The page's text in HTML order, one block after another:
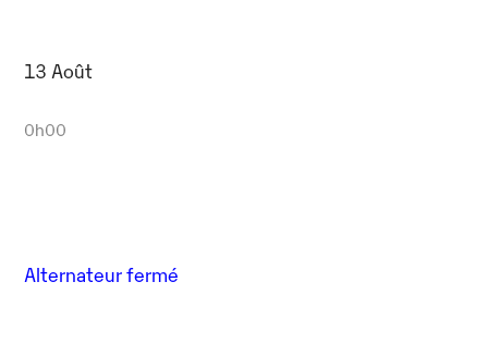
13 Août
0h00
Alternateur fermé